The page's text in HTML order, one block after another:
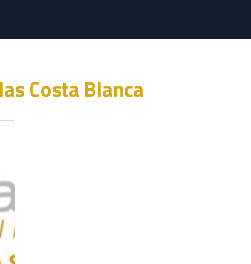
Costa Blanca